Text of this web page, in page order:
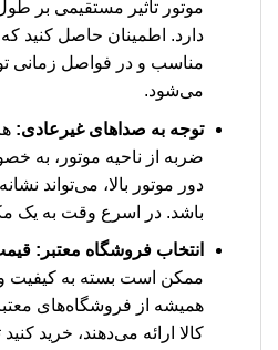
موتور تأثیر مستقیمی بر
دارد. اطمینان حاصل کنید که
مناسب و در فواصل زمانی
می‌شود.
توجه به صداهای غیرعادی:
ضربه از ناحیه موتور، به
دور موتور بالا، می‌تواند
باشد. در اسرع وقت به یک
انتخاب فروشگاه معتبر: قیمت
ممکن است بسته به کیفیت و
همیشه از فروشگاه‌های
کالا ارائه می‌دهند، خرید